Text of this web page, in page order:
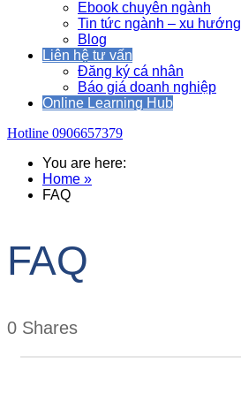
Ebook chuyên ngành
Tin tức ngành – xu hướng
Blog
Liên hệ tư vấn
Đăng ký cá nhân
Báo giá doanh nghiệp
Online Learning Hub
Hotline 0906657379
You are here:
Home »
FAQ
FAQ
0 Shares